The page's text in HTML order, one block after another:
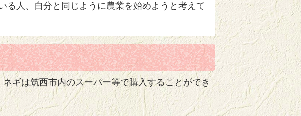
る人、自分と同じように農業を始めようと考えて
ギは筑西市内のスーパー等で購入することができ